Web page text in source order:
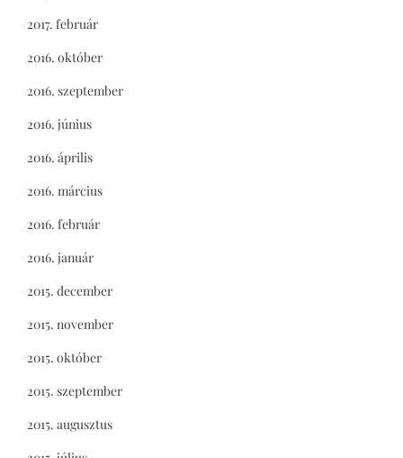
2017. február
2016. október
2016. szeptember
2016. június
2016. április
2016. március
2016. február
2016. január
2015. december
2015. november
2015. október
2015. szeptember
2015. augusztus